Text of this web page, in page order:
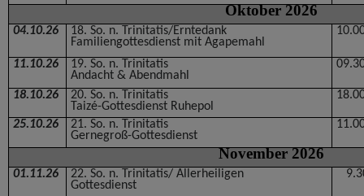
Oktober 2026
04.10.26
18. So. n. Trinitatis/Erntedank
Familiengottesdienst mit Agapemahl
11.10.26
19. So. n. Trinitatis
Andacht & Abendmahl
18.10.26
20. So. n. Trinitatis
Taizé-Gottesdienst Ruhepol
25.10.26
21. So. n. Trinitatis
Gernegroß-Gottesdienst
November 2026
01.11.26
22. So. n. Trinitatis/ Allerheiligen
Gottesdienst